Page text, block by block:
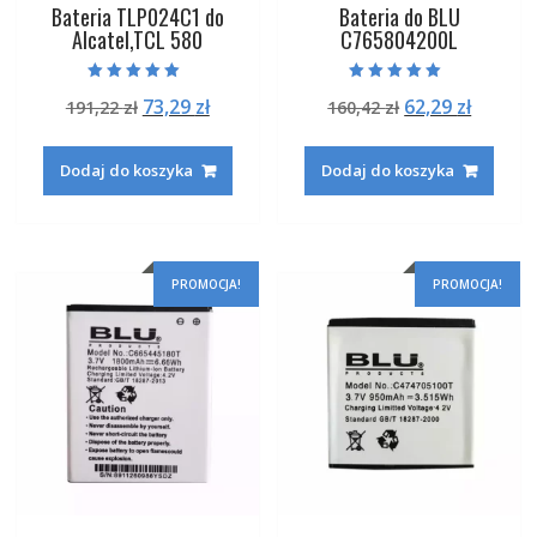
Bateria TLP024C1 do
Alcatel,TCL 580
5.00
na 5
191,22zł Pierwotna
wynosiła:
191,22 zł.
73,29 złAktualna
73,29 zł.
Dodaj do koszyka
Bateria do BLU
C765804200L
5.00
na 5
160,42zł Pierwotna
wynosiła:
160,42 zł.
62,29 zł
62,29
Dodaj do koszyka
PROMOCJA! PROMOCJA!